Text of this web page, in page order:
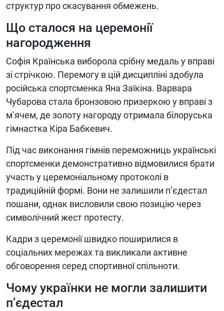
структур про скасування обмежень.
Що сталося на церемонії
нагородження
Софія Країнська виборола срібну медаль у вправі
зі стрічкою. Перемогу в цій дисципліні здобула
російська спортсменка Яна Заїкіна. Варвара
Чубарова стала бронзовою призеркою у вправі з
м’ячем, де золоту нагороду отримала білоруська
гімнастка Кіра Бабкевич.
Під час виконання гімнів переможниць українські
спортсменки демонстративно відмовилися брати
участь у церемоніальному протоколі в
традиційній формі. Вони не залишили п’єдестал
пошани, однак висловили свою позицію через
символічний жест протесту.
Кадри з церемонії швидко поширилися в
соціальних мережах та викликали активне
обговорення серед спортивної спільноти.
Чому українки не могли залишити
п’єдестал